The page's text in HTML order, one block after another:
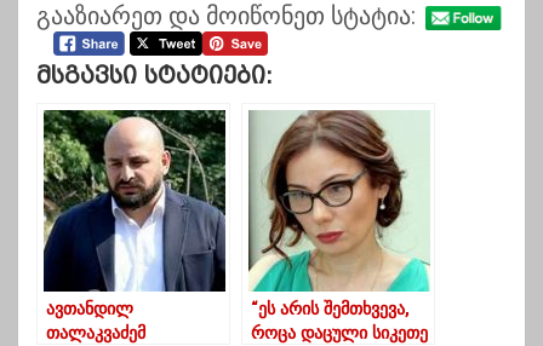
გააზიარეთ და მოიწონეთ სტატია:
Მსგავსი Სტატიები:
ავთანდილ
თალაკვაძემ
“ეს არის შემთხვევა,
როცა დაცული სიკეთე